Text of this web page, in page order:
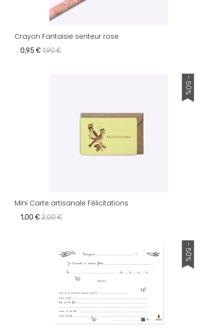
Crayon Fantaisie senteur rose
0,95 €1,90 €
- 50%
Mini Carte artisanale Félicitations
1,00 €2,00 €
- 50%